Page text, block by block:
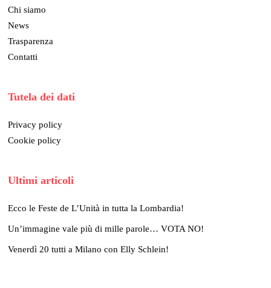
Chi siamo
News
Trasparenza
Contatti
Tutela dei dati
Privacy policy
Cookie policy
Ultimi articoli
Ecco le Feste de L’Unità in tutta la Lombardia!
Un’immagine vale più di mille parole… VOTA NO!
Venerdì 20 tutti a Milano con Elly Schlein!